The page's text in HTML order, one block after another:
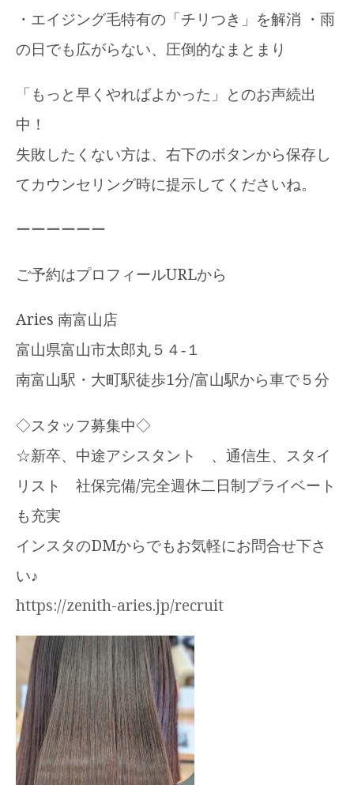
・エイジング毛特有の「チリつき」を解消 ・雨
の日でも広がらない、圧倒的なまとまり
「もっと早くやればよかった」とのお声続出
中！
失敗したくない方は、右下のボタンから保存し
てカウンセリング時に提示してくださいね。
ーーーーーー
ご予約はプロフィールURLから
Aries 南富山店
富山県富山市太郎丸５４‐１
南富山駅・大町駅徒歩1分/富山駅から車で５分
◇スタッフ募集中◇
☆新卒、中途アシスタント 、通信生、スタイ
リスト 社保完備/完全週休二日制プライベート
も充実
インスタのDMからでもお気軽にお問合せ下さ
い♪
https://zenith-aries.jp/recruit